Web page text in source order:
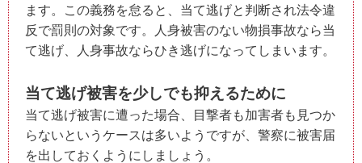
ます。この義務を怠ると、当て逃げと判断され法令違
反で罰則の対象です。人身被害のない物損事故なら当
て逃げ、人身事故ならひき逃げになってしまいます。
当て逃げ被害を少しでも抑えるために
当て逃げ被害に遭った場合、目撃者も加害者も見つか
らないというケースは多いようですが、警察に被害届
を出しておくようにしましょう。